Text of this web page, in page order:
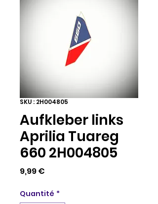
SKU : 2H004805
Aufkleber links
Aprilia Tuareg
660 2H004805
9,99 €
Quantité *